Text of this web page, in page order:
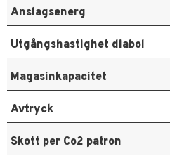
Anslagsenerg
Utgångshastighet diabol
Magasinkapacitet
Avtryck
Skott per Co2 patron